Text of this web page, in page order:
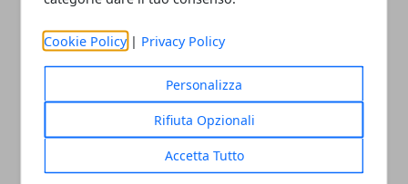
Cookie Policy | Privacy Policy
Personalizza
Rifiuta Opzionali
Accetta Tutto
Germania
30/03/2019